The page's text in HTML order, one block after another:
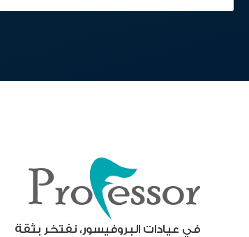
في عيادات البروفيسور، نفتخر بثقة